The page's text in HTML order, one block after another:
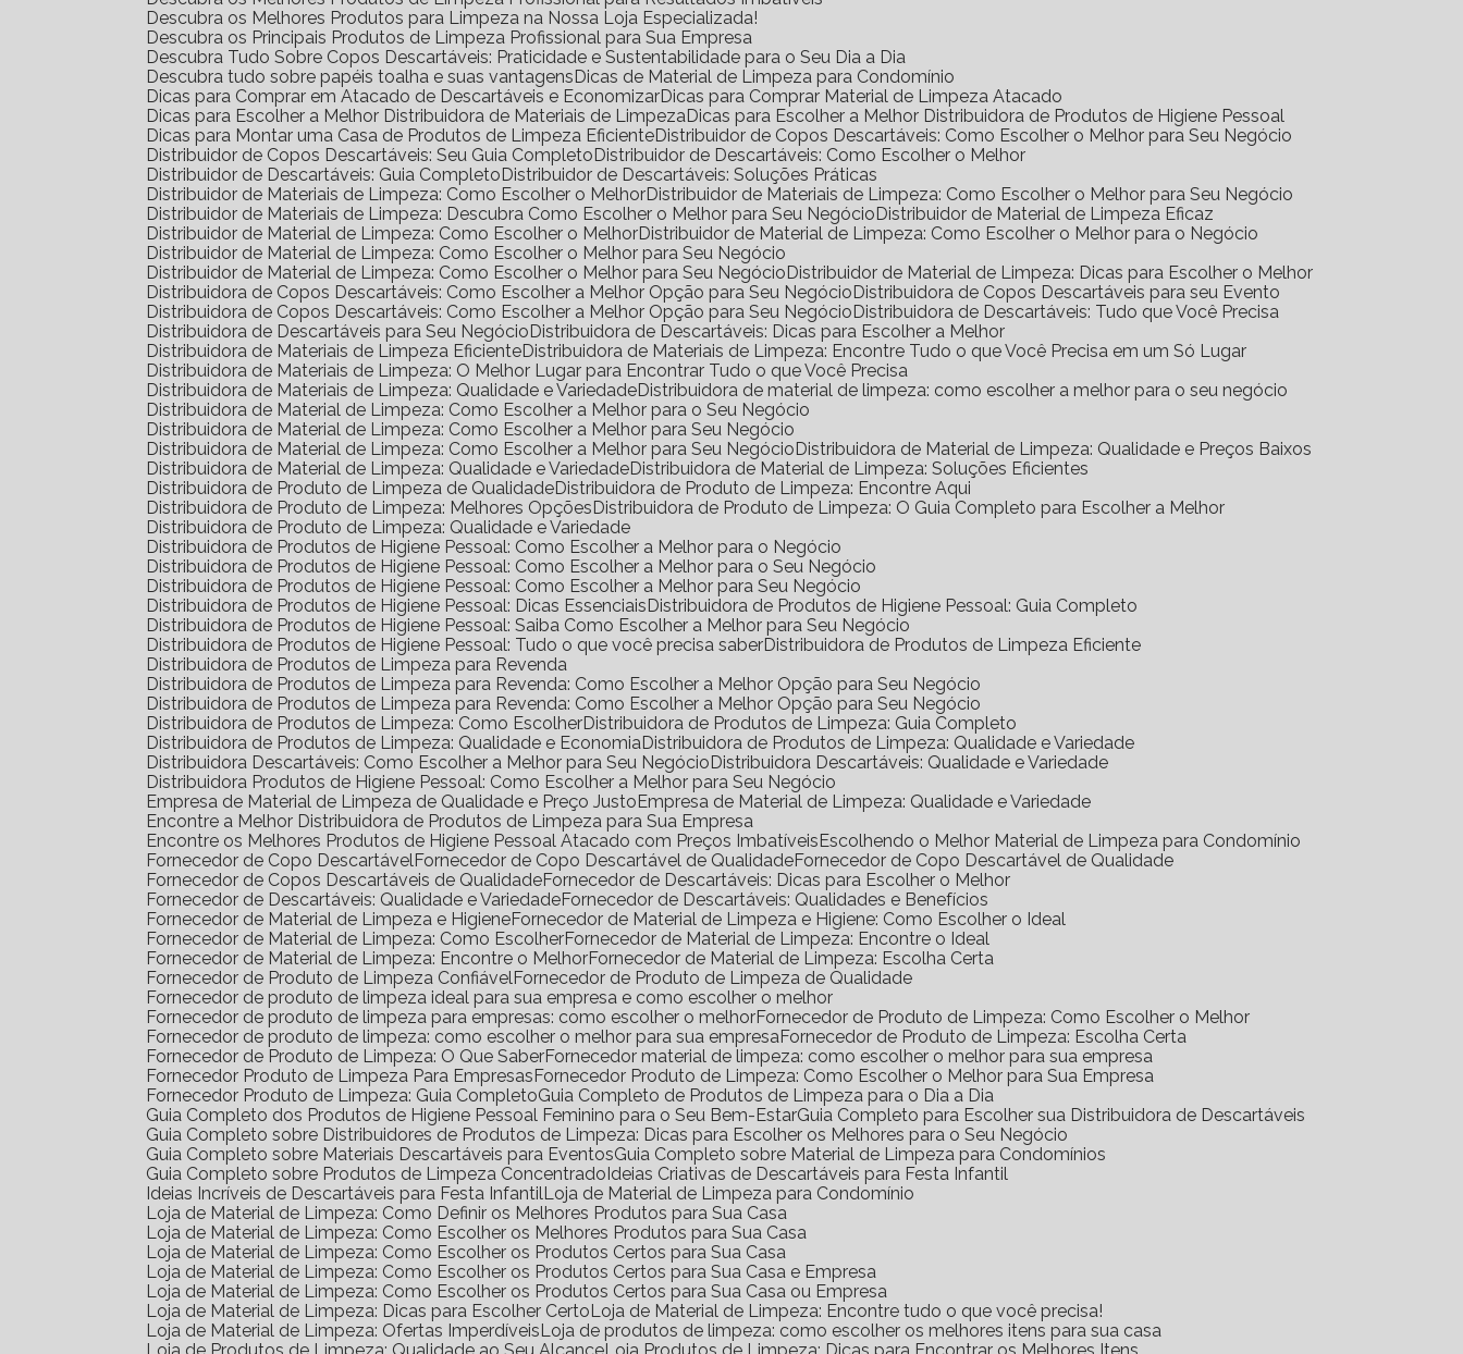
Descubra os Melhores Produtos para Limpeza na Nossa Loja Especializada!
Descubra os Principais Produtos de Limpeza Profissional para Sua Empresa
Descubra Tudo Sobre Copos Descartáveis: Praticidade e Sustentabilidade para o Seu Dia a Dia
Descubra tudo sobre papéis toalha e suas vantagens
Dicas de Material de Limpeza para Condomínio
Dicas para Comprar em Atacado de Descartáveis e Economizar
Dicas para Comprar Material de Limpeza Atacado
Dicas para Escolher a Melhor Distribuidora de Materiais de Limpeza
Dicas para Escolher a Melhor Distribuidora de Produtos de Higiene Pessoal
Dicas para Montar uma Casa de Produtos de Limpeza Eficiente
Distribuidor de Copos Descartáveis: Como Escolher o Melhor para Seu Negócio
Distribuidor de Copos Descartáveis: Seu Guia Completo
Distribuidor de Descartáveis: Como Escolher o Melhor
Distribuidor de Descartáveis: Guia Completo
Distribuidor de Descartáveis: Soluções Práticas
Distribuidor de Materiais de Limpeza: Como Escolher o Melhor
Distribuidor de Materiais de Limpeza: Como Escolher o Melhor para Seu Negócio
Distribuidor de Materiais de Limpeza: Descubra Como Escolher o Melhor para Seu Negócio
Distribuidor de Material de Limpeza Eficaz
Distribuidor de Material de Limpeza: Como Escolher o Melhor
Distribuidor de Material de Limpeza: Como Escolher o Melhor para o Negócio
Distribuidor de Material de Limpeza: Como Escolher o Melhor para Seu Negócio
Distribuidor de Material de Limpeza: Como Escolher o Melhor para Seu Negócio
Distribuidor de Material de Limpeza: Dicas para Escolher o Melhor
Distribuidora de Copos Descartáveis: Como Escolher a Melhor Opção para Seu Negócio
Distribuidora de Copos Descartáveis para seu Evento
Distribuidora de Copos Descartáveis: Como Escolher a Melhor Opção para Seu Negócio
Distribuidora de Descartáveis: Tudo que Você Precisa
Distribuidora de Descartáveis para Seu Negócio
Distribuidora de Descartáveis: Dicas para Escolher a Melhor
Distribuidora de Materiais de Limpeza Eficiente
Distribuidora de Materiais de Limpeza: Encontre Tudo o que Você Precisa em um Só Lugar
Distribuidora de Materiais de Limpeza: O Melhor Lugar para Encontrar Tudo o que Você Precisa
Distribuidora de Materiais de Limpeza: Qualidade e Variedade
Distribuidora de material de limpeza: como escolher a melhor para o seu negócio
Distribuidora de Material de Limpeza: Como Escolher a Melhor para o Seu Negócio
Distribuidora de Material de Limpeza: Como Escolher a Melhor para Seu Negócio
Distribuidora de Material de Limpeza: Como Escolher a Melhor para Seu Negócio
Distribuidora de Material de Limpeza: Qualidade e Preços Baixos
Distribuidora de Material de Limpeza: Qualidade e Variedade
Distribuidora de Material de Limpeza: Soluções Eficientes
Distribuidora de Produto de Limpeza de Qualidade
Distribuidora de Produto de Limpeza: Encontre Aqui
Distribuidora de Produto de Limpeza: Melhores Opções
Distribuidora de Produto de Limpeza: O Guia Completo para Escolher a Melhor
Distribuidora de Produto de Limpeza: Qualidade e Variedade
Distribuidora de Produtos de Higiene Pessoal: Como Escolher a Melhor para o Negócio
Distribuidora de Produtos de Higiene Pessoal: Como Escolher a Melhor para o Seu Negócio
Distribuidora de Produtos de Higiene Pessoal: Como Escolher a Melhor para Seu Negócio
Distribuidora de Produtos de Higiene Pessoal: Dicas Essenciais
Distribuidora de Produtos de Higiene Pessoal: Guia Completo
Distribuidora de Produtos de Higiene Pessoal: Saiba Como Escolher a Melhor para Seu Negócio
Distribuidora de Produtos de Higiene Pessoal: Tudo o que você precisa saber
Distribuidora de Produtos de Limpeza Eficiente
Distribuidora de Produtos de Limpeza para Revenda
Distribuidora de Produtos de Limpeza para Revenda: Como Escolher a Melhor Opção para Seu Negócio
Distribuidora de Produtos de Limpeza para Revenda: Como Escolher a Melhor Opção para Seu Negócio
Distribuidora de Produtos de Limpeza: Como Escolher
Distribuidora de Produtos de Limpeza: Guia Completo
Distribuidora de Produtos de Limpeza: Qualidade e Economia
Distribuidora de Produtos de Limpeza: Qualidade e Variedade
Distribuidora Descartáveis: Como Escolher a Melhor para Seu Negócio
Distribuidora Descartáveis: Qualidade e Variedade
Distribuidora Produtos de Higiene Pessoal: Como Escolher a Melhor para Seu Negócio
Empresa de Material de Limpeza de Qualidade e Preço Justo
Empresa de Material de Limpeza: Qualidade e Variedade
Encontre a Melhor Distribuidora de Produtos de Limpeza para Sua Empresa
Encontre os Melhores Produtos de Higiene Pessoal Atacado com Preços Imbatíveis
Escolhendo o Melhor Material de Limpeza para Condomínio
Fornecedor de Copo Descartável Fornecedor de Copo Descartável de Qualidade Fornecedor de Copo Descartável de Qualidade
Fornecedor de Copos Descartáveis de Qualidade Fornecedor de Descartáveis: Dicas para Escolher o Melhor
Fornecedor de Descartáveis: Qualidade e Variedade Fornecedor de Descartáveis: Qualidades e Benefícios
Fornecedor de Material de Limpeza e Higiene Fornecedor de Material de Limpeza e Higiene: Como Escolher o Ideal
Fornecedor de Material de Limpeza: Como Escolher Fornecedor de Material de Limpeza: Encontre o Ideal
Fornecedor de Material de Limpeza: Encontre o Melhor Fornecedor de Material de Limpeza: Escolha Certa
Fornecedor de Produto de Limpeza Confiável Fornecedor de Produto de Limpeza de Qualidade
Fornecedor de produto de limpeza ideal para sua empresa e como escolher o melhor
Fornecedor de produto de limpeza para empresas: como escolher o melhor Fornecedor de Produto de Limpeza: Como Escolher o Melhor
Fornecedor de produto de limpeza: como escolher o melhor para sua empresa Fornecedor de Produto de Limpeza: Escolha Certa
Fornecedor de Produto de Limpeza: O Que Saber Fornecedor material de limpeza: como escolher o melhor para sua empresa
Fornecedor Produto de Limpeza Para Empresas Fornecedor Produto de Limpeza: Como Escolher o Melhor para Sua Empresa
Fornecedor Produto de Limpeza: Guia Completo
Guia Completo de Produtos de Limpeza para o Dia a Dia
Guia Completo dos Produtos de Higiene Pessoal Feminino para o Seu Bem-Estar
Guia Completo para Escolher sua Distribuidora de Descartáveis
Guia Completo sobre Distribuidores de Produtos de Limpeza: Dicas para Escolher os Melhores para o Seu Negócio
Guia Completo sobre Materiais Descartáveis para Eventos
Guia Completo sobre Material de Limpeza para Condomínios
Guia Completo sobre Produtos de Limpeza Concentrado Ideias Criativas de Descartáveis para Festa Infantil
Ideias Incríveis de Descartáveis para Festa Infantil Loja de Material de Limpeza para Condomínio
Loja de Material de Limpeza: Como Definir os Melhores Produtos para Sua Casa
Loja de Material de Limpeza: Como Escolher os Melhores Produtos para Sua Casa
Loja de Material de Limpeza: Como Escolher os Produtos Certos para Sua Casa
Loja de Material de Limpeza: Como Escolher os Produtos Certos para Sua Casa e Empresa
Loja de Material de Limpeza: Como Escolher os Produtos Certos para Sua Casa ou Empresa
Loja de Material de Limpeza: Dicas para Escolher Certo
Loja de Material de Limpeza: Encontre tudo o que você precisa!
Loja de Material de Limpeza: Ofertas Imperdíveis
Loja de produtos de limpeza: como escolher os melhores itens para sua casa